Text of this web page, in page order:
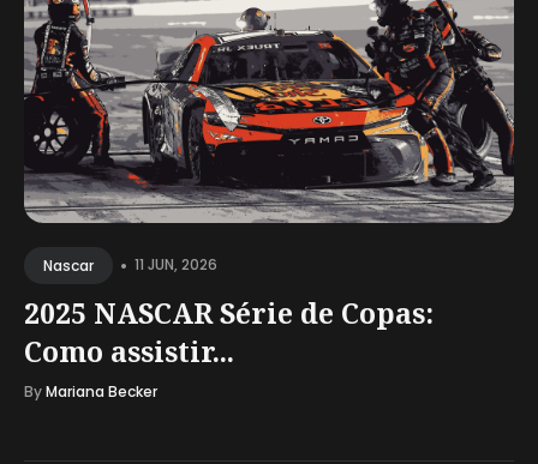
Nascar • 11 JUN, 2026
2025 NASCAR Série de Copas:
Como assistir...
ByMariana Becker